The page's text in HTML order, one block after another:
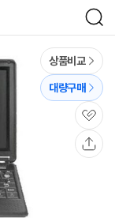
검
색
상품비교
대량구매
관
심